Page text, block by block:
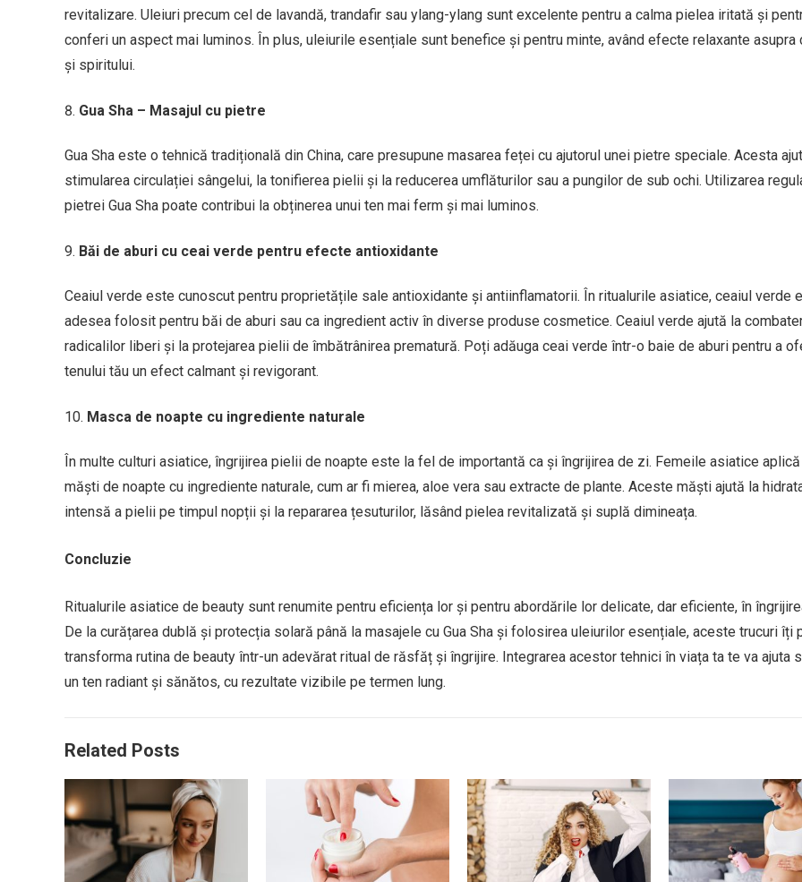
revitalizare. Uleiuri precum cel de lavandă, trandafir sau ylang-ylang sunt excelente pentru a calma pielea iritată și
conferi un aspect mai luminos. În plus, uleiurile esențiale sunt benefice și pentru minte, având efecte relaxante asupra
și spiritului.
Gua Sha – Masajul cu pietre
Gua Sha este o tehnică tradițională din China, care presupune masarea feței cu ajutorul unei pietre speciale. Acesta
stimularea circulației sângelui, la tonifierea pielii și la reducerea umflăturilor sau a pungilor de sub ochi. Utilizarea
pietrei Gua Sha poate contribui la obținerea unui ten mai ferm și mai luminos.
Băi de aburi cu ceai verde pentru efecte antioxidante
Ceaiul verde este cunoscut pentru proprietățile sale antioxidante și antiinflamatorii. În ritualurile asiatice, ceaiul verde
adesea folosit pentru băi de aburi sau ca ingredient activ în diverse produse cosmetice. Ceaiul verde ajută la
radicalilor liberi și la protejarea pielii de îmbătrânirea prematură. Poți adăuga ceai verde într-o baie de aburi pentru a
tenului tău un efect calmant și revigorant.
Masca de noapte cu ingrediente naturale
În multe culturi asiatice, îngrijirea pielii de noapte este la fel de importantă ca și îngrijirea de zi. Femeile asiatice
măști de noapte cu ingrediente naturale, cum ar fi mierea, aloe vera sau extracte de plante. Aceste măști ajută la
intensă a pielii pe timpul nopții și la repararea țesuturilor, lăsând pielea revitalizată și suplă dimineața.
Concluzie
Ritualurile asiatice de beauty sunt renumite pentru eficiența lor și pentru abordările lor delicate, dar eficiente, în
De la curățarea dublă și protecția solară până la masajele cu Gua Sha și folosirea uleiurilor esențiale, aceste trucuri îți
transforma rutina de beauty într-un adevărat ritual de răsfăț și îngrijire. Integrarea acestor tehnici în viața ta te va ajuta
un ten radiant și sănătos, cu rezultate vizibile pe termen lung.
Related Posts